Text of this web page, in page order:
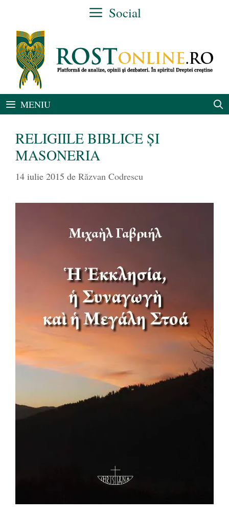
conținut
Social
MENIU
RELIGIILE BIBLICE ȘI
MASONERIA
14 iulie 2015 de Răzvan Codrescu